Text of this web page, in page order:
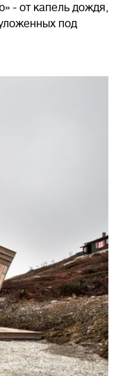
- от капель дождя,
под